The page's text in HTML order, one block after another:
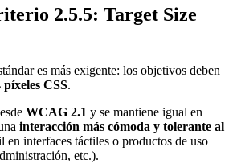
2.5.5: Target Size
es más exigente: los objetivos deben
píxeles CSS.
WCAG 2.1 y se mantiene igual en
interacción más cómoda y tolerante al
en interfaces táctiles o productos de uso
etc.).